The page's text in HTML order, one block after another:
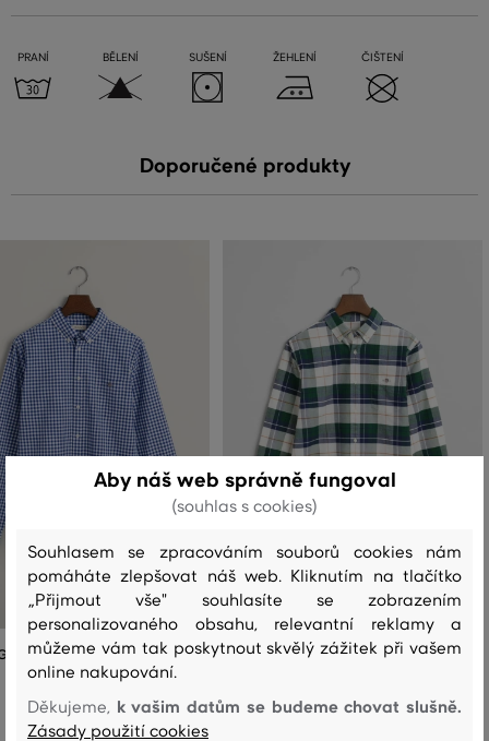
PRANÍ BĚLENÍ SUŠENÍ ŽEHLENÍ ČIŠTENÍ
Doporučené produkty
POPLIN GINGHAM SHIELD
2 299 Kč
1 609 Kč
KOŠILE GANT OXFORD CHECKED SHIRT
1 679 Kč
Aby náš web správně fungoval
(souhlas s cookies)
Souhlasem se zpracováním souborů cookies nám
pomáháte zlepšovat náš web. Kliknutím na tlačítko
„Přijmout vše" souhlasíte se zobrazením
personalizovaného obsahu, relevantní reklamy a
můžeme vám tak poskytnout skvělý zážitek při vašem
online nakupování.
Děkujeme, k vašim datům se budeme chovat slušně.
Zásady použití cookies